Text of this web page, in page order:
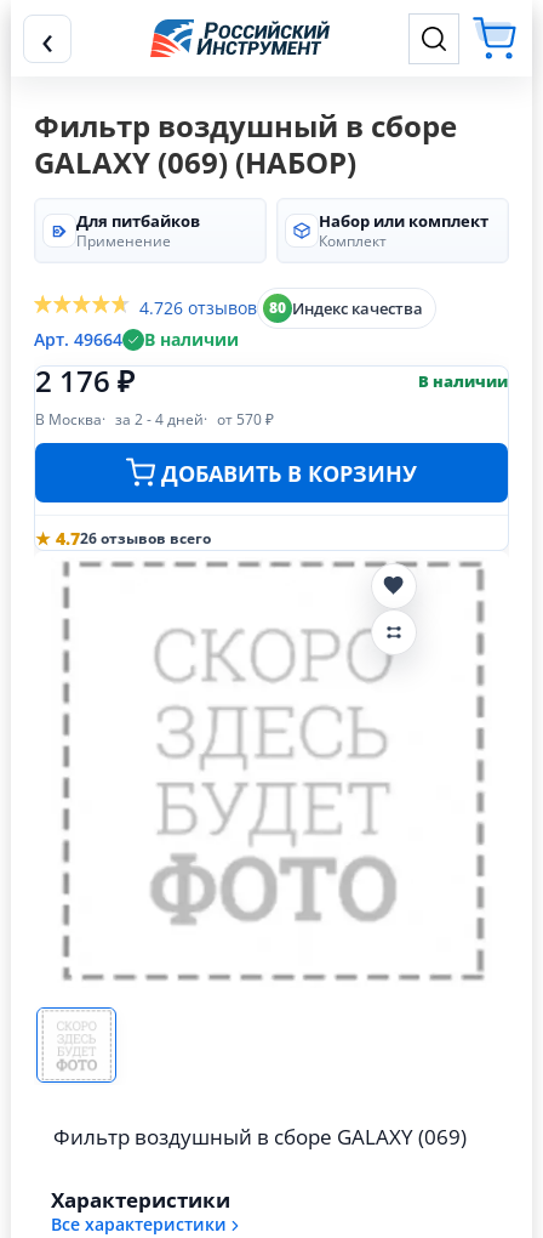
‹
Фильтр воздушный в сборе
GALAXY (069) (НАБОР)
Для питбайков
Применение
Набор или комплект
Комплект
4.726 отзывов 80 Индекс качества
Арт. 49664 В наличии
2 176 ₽ В наличии
В Москва за 2 - 4 дней от 570 ₽
ДОБАВИТЬ В КОРЗИНУ
★ 4.726 отзывов всего
Фильтр воздушный в сборе GALAXY (069)
Характеристики
Все характеристики